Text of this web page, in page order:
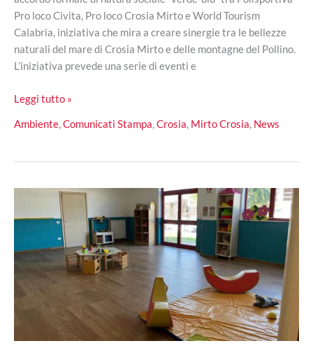
Pro loco Civita, Pro loco Crosia Mirto e World Tourism
Calabria, iniziativa che mira a creare sinergie tra le bellezze
naturali del mare di Crosia Mirto e delle montagne del Pollino.
L’iniziativa prevede una serie di eventi e
Turismo
siglato
“Verde-
Civita
Crosia
Mirto
Leggi tutto »
Ambiente,Comunicati Stampa,Crosia, Mirto Crosia, News